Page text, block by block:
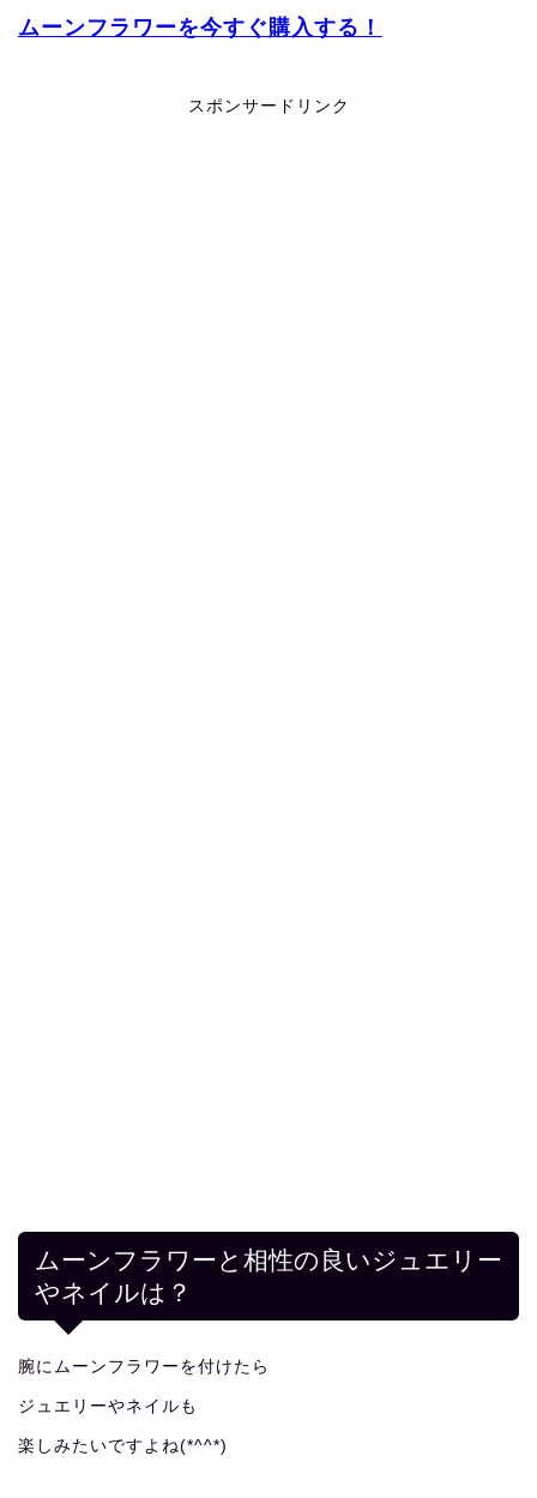
ムーンフラワーを今すぐ購入する！
スポンサードリンク
ムーンフラワーと相性の良いジュエリー
やネイルは？
腕にムーンフラワーを付けたら
ジュエリーやネイルも
楽しみたいですよね(*^^*)